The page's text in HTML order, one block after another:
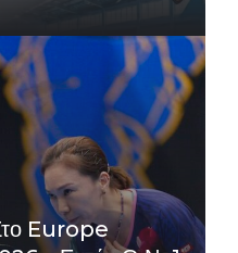
Europe